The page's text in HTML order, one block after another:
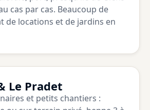
cas par cas. Beaucoup de
de locations et de jardins en
Le Pradet
et petits chantiers :